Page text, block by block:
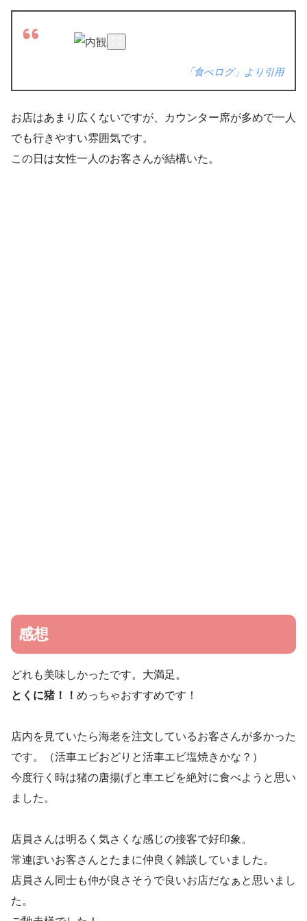
「食べログ」より引用
お店はあまり広くないですが、カウンター席が多めで一人
でも行きやすい雰囲気です。
この日は女性一人のお客さんが結構いた。
感想
どれも美味しかったです。大満足。
とくに猪！！ めっちゃおすすめです！
店内を見ていたら海老を注文しているお客さんが多かった
です。（活車エビおどりと活車エビ塩焼きかな？）
今度行く時は猪の唐揚げと車エビを絶対に食べようと思い
ました。
店員さんは明るく気さくな感じの接客で好印象。
常連ぽいお客さんとたまに仲良く雑談していました。
店員さん同士も仲が良さそうで良いお店だなぁと思いまし
た。